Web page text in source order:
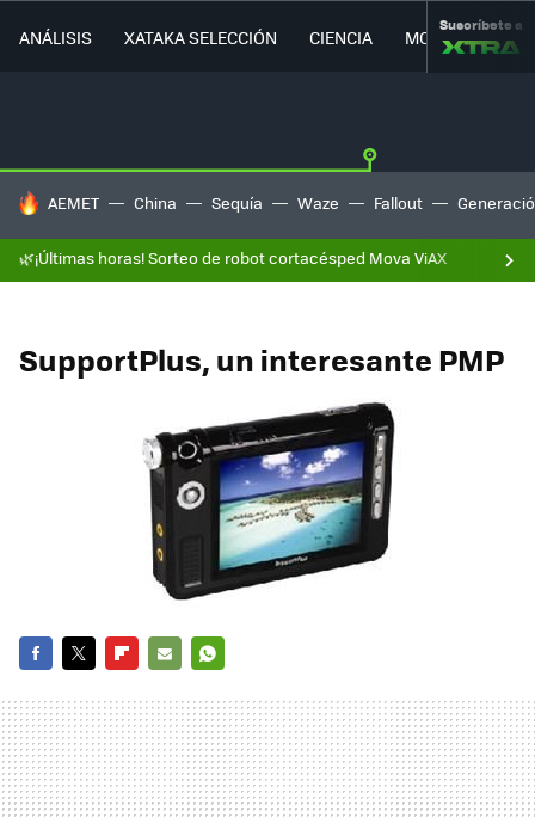
ANÁLISIS XATAKA SELECCIÓN CIENCIA MOVILIDAD
Suscríbete a
HOY SE HABLA DE
AEMET China Sequía Waze Fallout
🌿¡Últimas horas! Sorteo de robot cortacésped Mova ViAX
SupportPlus, un interesante PMP
MAIL